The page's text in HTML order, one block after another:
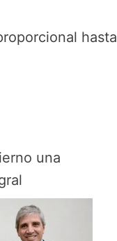
hasta
una